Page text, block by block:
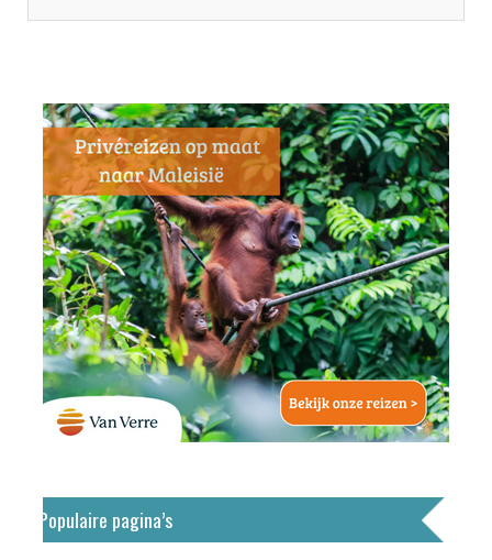
Populaire pagina’s